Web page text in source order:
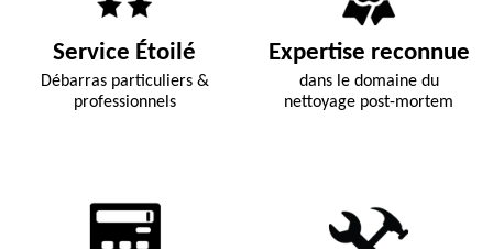
Service Étoilé
Débarras particuliers &
professionnels
Expertise reconnue
dans le domaine du
nettoyage post-mortem